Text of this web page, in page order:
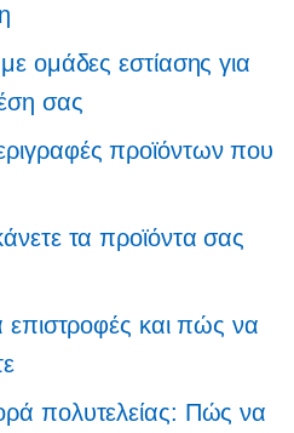
ομάδες εστίασης για
σας
προϊόντων που
τα προϊόντα σας
επιστροφές και πώς να
πολυτελείας: Πώς να